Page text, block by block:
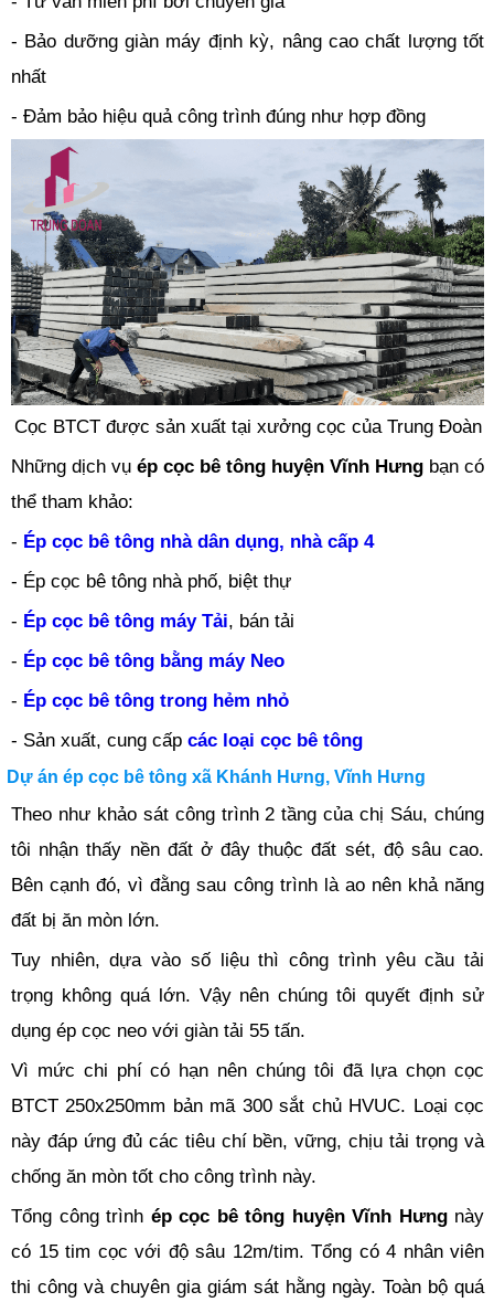
- Bảo dưỡng giàn máy định kỳ, nâng cao chất lượng tốt
nhất
- Đảm bảo hiệu quả công trình đúng như hợp đồng
Cọc BTCT được sản xuất tại xưởng cọc của Trung Đoàn
Những dịch vụ ép cọc bê tông huyện Vĩnh Hưng bạn có
thể tham khảo:
- Ép cọc bê tông nhà dân dụng, nhà cấp 4
- Ép cọc bê tông nhà phố, biệt thự
- Ép cọc bê tông máy Tải, bán tải
- Ép cọc bê tông bằng máy Neo
- Ép cọc bê tông trong hẻm nhỏ
- Sản xuất, cung cấp các loại cọc bê tông
Dự án ép cọc bê tông xã Khánh Hưng, Vĩnh Hưng
Theo như khảo sát công trình 2 tầng của chị Sáu, chúng
tôi nhận thấy nền đất ở đây thuộc đất sét, độ sâu cao.
Bên cạnh đó, vì đằng sau công trình là ao nên khả năng
đất bị ăn mòn lớn.
Tuy nhiên, dựa vào số liệu thì công trình yêu cầu tải
trọng không quá lớn. Vậy nên chúng tôi quyết định sử
dụng ép cọc neo với giàn tải 55 tấn.
Vì mức chi phí có hạn nên chúng tôi đã lựa chọn cọc
BTCT 250x250mm bản mã 300 sắt chủ HVUC. Loại cọc
này đáp ứng đủ các tiêu chí bền, vững, chịu tải trọng và
chống ăn mòn tốt cho công trình này.
Tổng công trình ép cọc bê tông huyện Vĩnh Hưngnày
có 15 tim cọc với độ sâu 12m/tim. Tổng có 4 nhân viên
thi công và chuyên gia giám sát hằng ngày. Toàn bộ quá